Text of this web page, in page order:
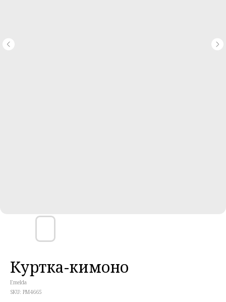
Куртка-кимоно
Emelda
SKU: PM4665